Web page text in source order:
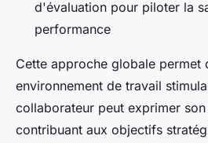
d'évaluation pour piloter la
performance
Cette approche globale permet
environnement de travail
collaborateur peut exprimer
contribuant aux objectifs